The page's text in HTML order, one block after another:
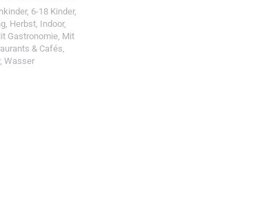
, 6-18 Kinder,
, Herbst, Indoor,
Gastronomie, Mit
& Cafés,
, Wasser